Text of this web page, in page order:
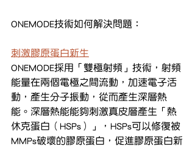
ONEMODE技術如何解決問題：
刺激膠原蛋白新生
ONEMODE採用「雙極射頻」技術，射頻
能量在兩個電極之間流動，加速電子活
動，產生分子振動，從而產生深層熱
能。深層熱能能夠刺激真皮層產生「熱
休克蛋白（HSPs）」，HSPs可以修復被
MMPs破壞的膠原蛋白，促進膠原蛋白新